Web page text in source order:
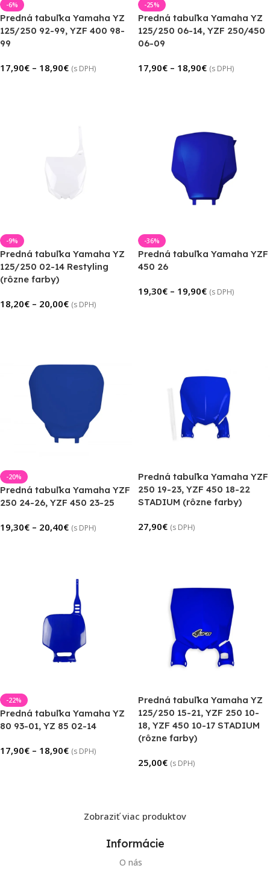
-6%
Predná tabuľka Yamaha YZ
125/250 92-99, YZF 400 98-
99
17,90€ – 18,90€ (s DPH)
-25%
Predná tabuľka Yamaha YZ
125/250 06-14, YZF 250/450
06-09
17,90€ – 18,90€ (s DPH)
-9%
Predná tabuľka Yamaha YZ
125/250 02-14 Restyling
(rôzne farby)
18,20€ – 20,00€ (s DPH)
-36%
Predná tabuľka Yamaha YZF
450 26
19,30€ – 19,90€ (s DPH)
-20%
Predná tabuľka Yamaha YZF
250 24-26, YZF 450 23-25
19,30€ – 20,40€ (s DPH)
Predná tabuľka Yamaha YZF
250 19-23, YZF 450 18-22
STADIUM (rôzne farby)
27,90€ (s DPH)
-22%
Predná tabuľka Yamaha YZ
80 93-01, YZ 85 02-14
17,90€ – 18,90€ (s DPH)
Predná tabuľka Yamaha YZ
125/250 15-21, YZF 250 10-
18, YZF 450 10-17 STADIUM
(rôzne farby)
25,00€ (s DPH)
Zobraziť viac produktov
Informácie
O nás